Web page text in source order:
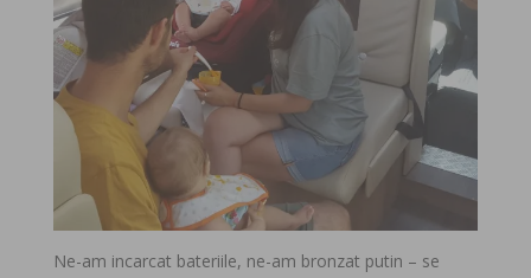
Ne-am incarcat bateriile, ne-am bronzat putin – se